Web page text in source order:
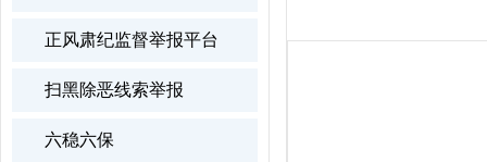
正风肃纪监督举报平台
扫黑除恶线索举报
六稳六保